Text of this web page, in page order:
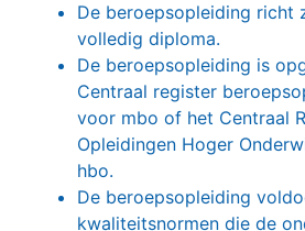
De beroepsopleiding richt
volledig diploma.
De beroepsopleiding is
Centraal register
voor mbo of het Centraal
Opleidingen Hoger
hbo.
De beroepsopleiding
kwaliteitsnormen die de